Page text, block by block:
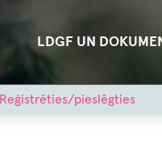
LDGF UN
Reģistrēties/pieslēgties